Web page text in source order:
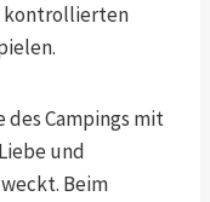
kontrollierten
Campings mit
und
Beim